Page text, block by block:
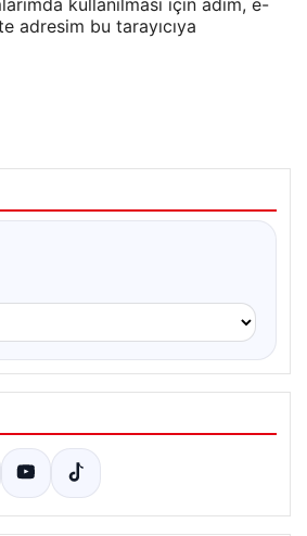
kullanılması için adım, e-
adresim bu tarayıcıya